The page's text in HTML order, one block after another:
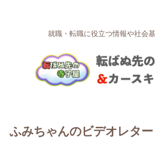
就職・転職に役立つ情報や社会
ふみちゃんのビデオレター